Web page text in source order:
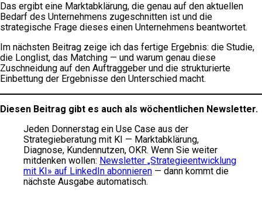
Das ergibt eine Marktabklärung, die genau auf den aktuellen
Bedarf des Unternehmens zugeschnitten ist und die
strategische Frage dieses einen Unternehmens beantwortet.
Im nächsten Beitrag zeige ich das fertige Ergebnis: die Studie,
die Longlist, das Matching — und warum genau diese
Zuschneidung auf den Auftraggeber und die strukturierte
Einbettung der Ergebnisse den Unterschied macht.
Diesen Beitrag gibt es auch als wöchentlichen Newsletter.
Jeden Donnerstag ein Use Case aus der
Strategieberatung mit KI — Marktabklärung,
Diagnose, Kundennutzen, OKR. Wenn Sie weiter
mitdenken wollen: Newsletter „Strategieentwicklung
mit KI» auf LinkedIn abonnieren — dann kommt die
nächste Ausgabe automatisch.